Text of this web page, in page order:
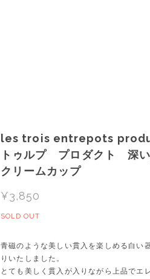
les trois entrepots
トゥルプ プロダクト 深
クリームカップ
¥3,850
SOLD OUT
青磁のような美しい貫入を楽しめる白い
りいたしました。
とても美しく貫入が入りながら上品でエ